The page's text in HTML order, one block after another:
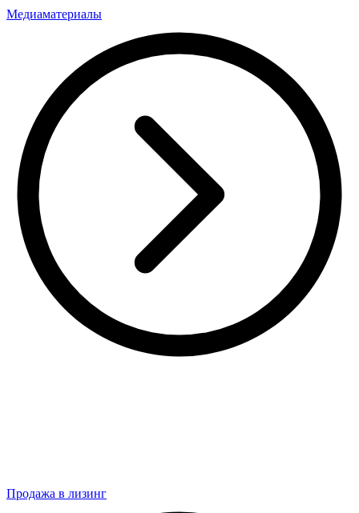
Медиаматериалы
Продажа в лизинг